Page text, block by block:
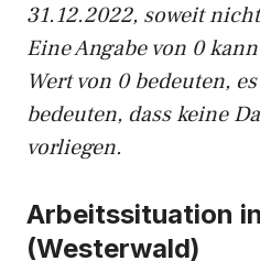
31.12.2022, soweit
Eine Angabe von 0
Wert von 0 bedeuten,
bedeuten, dass keine
vorliegen.
Arbeitssituation
(Westerwald)